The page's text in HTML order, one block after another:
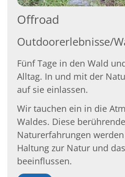
Offroad
Outdoorerlebnisse/
Fünf Tage in den Wald
Alltag. In und mit der
auf sie einlassen.
Wir tauchen ein in die
Waldes. Diese
Naturerfahrungen
Haltung zur Natur und
beeinflussen.